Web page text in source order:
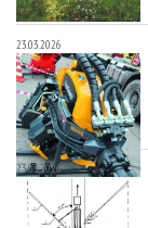
23.03.2026
23.03.2026